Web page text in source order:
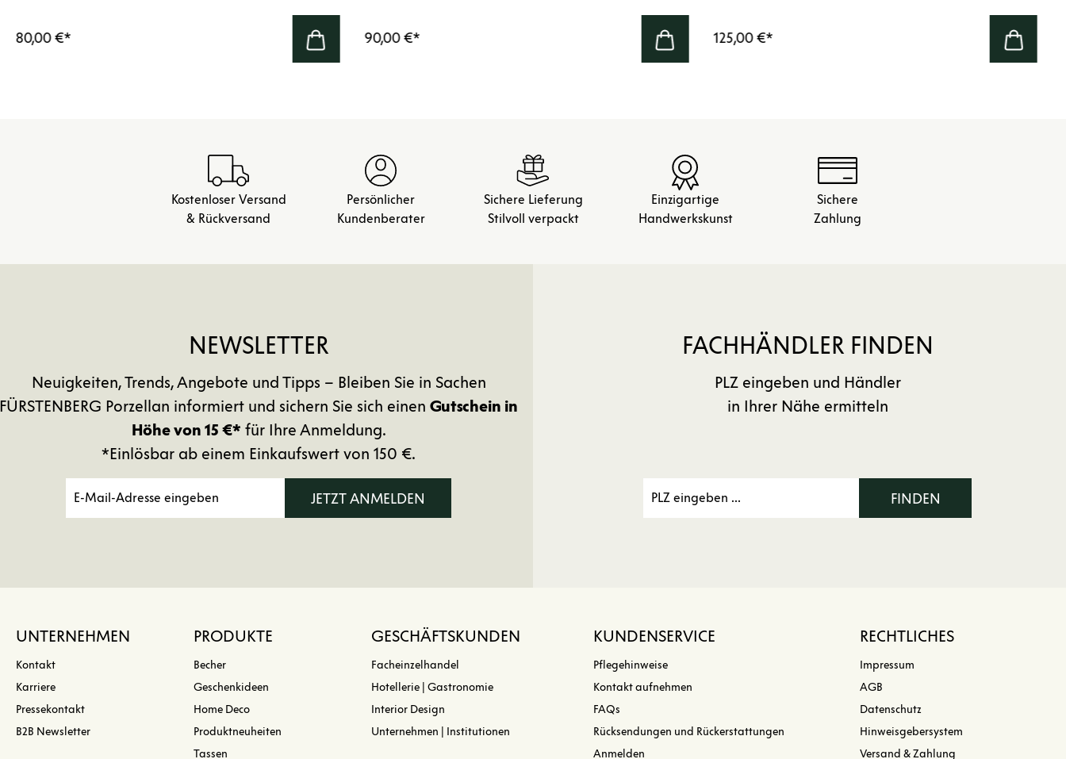
80,00 €* 90,00 €* 125,00 €*
Kostenloser Versand
& Rückversand
Persönlicher
Kundenberater
Sichere Lieferung
Stilvoll verpackt
Einzigartige
Handwerkskunst
Sichere
Zahlung
NEWSLETTER
Neuigkeiten, Trends, Angebote und Tipps – Bleiben Sie in Sachen
FÜRSTENBERG Porzellan informiert und sichern Sie sich einen Gutschein in
Höhe von 15 €* für Ihre Anmeldung.
*Einlösbar ab einem Einkaufswert von 150 €.
JETZT ANMELDEN
FACHHÄNDLER FINDEN
PLZ eingeben und Händler
in Ihrer Nähe ermitteln
FINDEN
UNTERNEHMEN
Kontakt
Karriere
Pressekontakt
B2B Newsletter
PRODUKTE
Becher
Geschenkideen
Home Deco
Produktneuheiten
Tassen
GESCHÄFTSKUNDEN
Facheinzelhandel
Hotellerie | Gastronomie
Interior Design
Unternehmen | Institutionen
KUNDENSERVICE
Pflegehinweise
Kontakt aufnehmen
FAQs
Rücksendungen und Rückerstattungen
Anmelden
RECHTLICHES
Impressum
AGB
Datenschutz
Hinweisgebersystem
Versand & Zahlung